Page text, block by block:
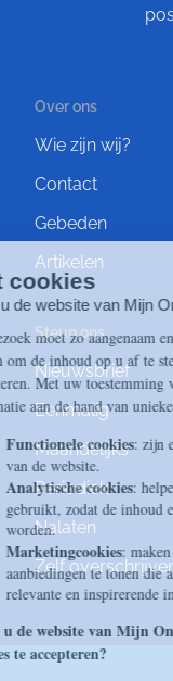
Over ons
Wie zijn wij?
Contact
Gebeden
Artikelen
Steun ons
Nieuwsbrief
Eenmalig
Maandelijks
Periodiek
Nalaten
Zelf